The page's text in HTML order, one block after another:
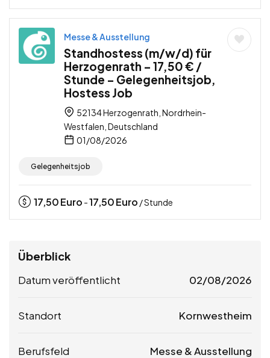
Messe & Ausstellung
Standhostess (m/w/d) für
Herzogenrath – 17,50 € /
Stunde – Gelegenheitsjob,
Hostess Job
52134 Herzogenrath, Nordrhein-
Westfalen, Deutschland
01/08/2026
Gelegenheitsjob
17,50Euro -17,50Euro / Stunde
Überblick
Datum veröffentlicht 02/08/2026
Standort Kornwestheim
Berufsfeld Messe & Ausstellung